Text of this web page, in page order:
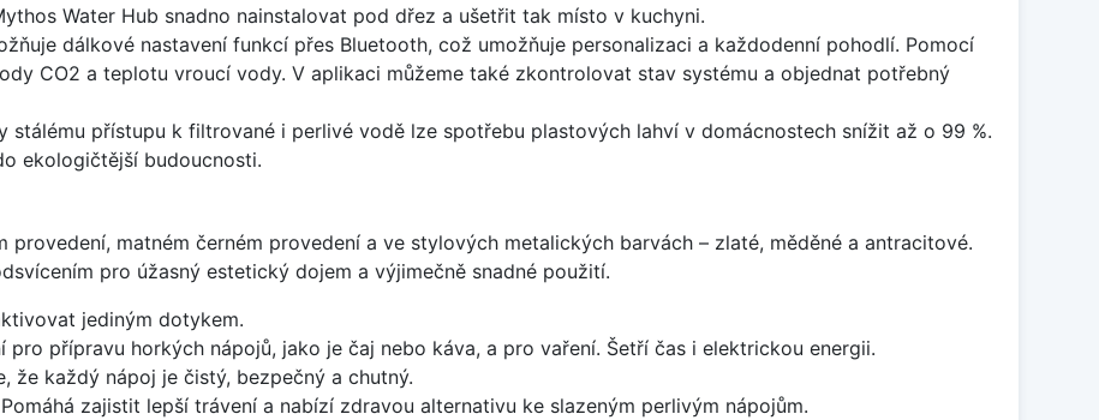
Water Hub snadno nainstalovat pod dřez a ušetřit tak místo v kuchyni.
dálkové nastavení funkcí přes Bluetooth, což umožňuje personalizaci a každodenní pohodlí. Pomocí
CO2 a teplotu vroucí vody. V aplikaci můžeme také zkontrolovat stav systému a objednat potřebný
stálému přístupu k filtrované i perlivé vodě lze spotřebu plastových lahví v domácnostech snížit až o 99 %.
ekologičtější budoucnosti.
matném černém provedení a ve stylových metalických barvách – zlaté, měděné a antracitové.
pro úžasný estetický dojem a výjimečně snadné použití.
jediným dotykem.
pro přípravu horkých nápojů, jako je čaj nebo káva, a pro vaření. Šetří čas i elektrickou energii.
že každý nápoj je čistý, bezpečný a chutný.
zajistit lepší trávení a nabízí zdravou alternativu ke slazeným perlivým nápojům.